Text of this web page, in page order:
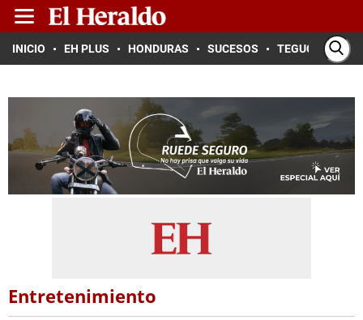
INICIO EH PLUS HONDURAS SUCESOS TEGUCIGALPA
Entretenimiento